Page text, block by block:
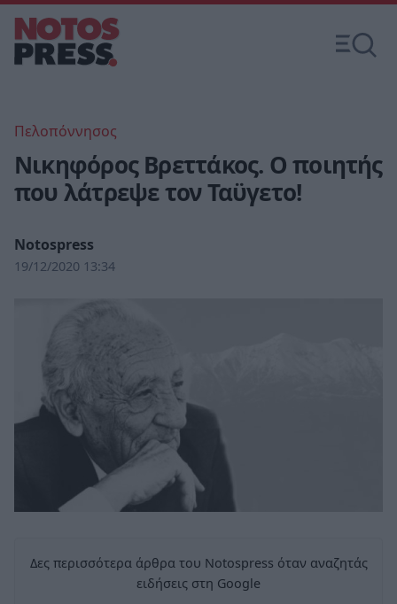
Πελοπόννησος
Νικηφόρος Βρεττάκος. Ο ποιητής
που λάτρεψε τον Ταϋγετο!
Notospress
19/12/2020 13:34
Δες περισσότερα άρθρα του Notospress όταν αναζητάς
ειδήσεις στη Google